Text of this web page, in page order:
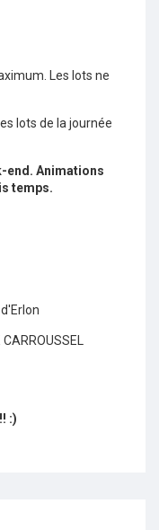
Les lots ne
lots de la journée
end. Animations
temps.
:)